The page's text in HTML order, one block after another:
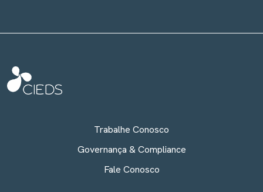
Trabalhe Conosco
Governança & Compliance
Fale Conosco